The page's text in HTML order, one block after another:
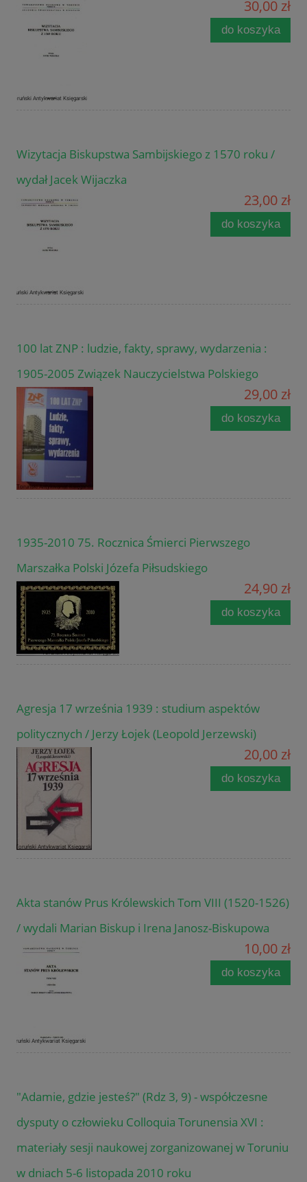
30,00 zł
do koszyka
Wizytacja Biskupstwa Sambijskiego z 1570 roku /
wydał Jacek Wijaczka
23,00 zł
do koszyka
100 lat ZNP : ludzie, fakty, sprawy, wydarzenia :
1905-2005 Związek Nauczycielstwa Polskiego
29,00 zł
do koszyka
1935-2010 75. Rocznica Śmierci Pierwszego
Marszałka Polski Józefa Piłsudskiego
24,90 zł
do koszyka
Agresja 17 września 1939 : studium aspektów
politycznych / Jerzy Łojek (Leopold Jerzewski)
20,00 zł
do koszyka
Akta stanów Prus Królewskich Tom VIII (1520-1526)
/ wydali Marian Biskup i Irena Janosz-Biskupowa
10,00 zł
do koszyka
"Adamie, gdzie jesteś?" (Rdz 3, 9) - współczesne
dysputy o człowieku Colloquia Torunensia XVI :
materiały sesji naukowej zorganizowanej w Toruniu
w dniach 5-6 listopada 2010 roku